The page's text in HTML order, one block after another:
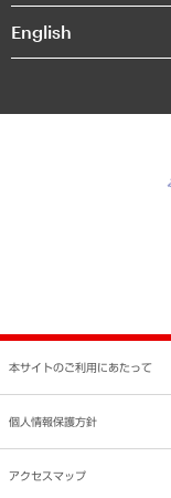
個人情報保護方針
反社会的勢力に対する基本
書面による個人情報の開
English
本サイトのご利用にあたって
個人情報保護方針
アクセスマップ